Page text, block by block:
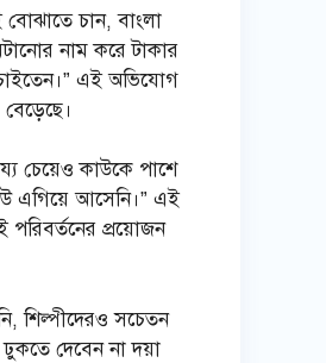
বোঝাতে চান, বাংলা
নাম করে টাকার
এই অভিযোগ
চেয়েও কাউকে পাশে
এগিয়ে আসেনি।” এই
পরিবর্তনের প্রয়োজন
শিল্পীদেরও সচেতন
দেবেন না দয়া